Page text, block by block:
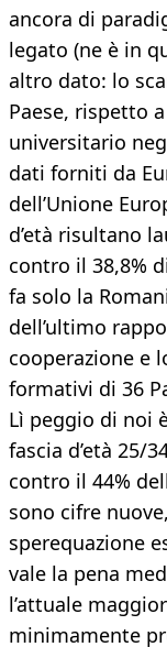
ancora di
legato (ne è in
altro dato: lo
Paese, rispetto
universitario
dati forniti da
dell’Unione
d’età risultano
contro il 38,8%
fa solo la
dell’ultimo
cooperazione e
formativi di 36
Lì peggio di noi
fascia d’età 25/
contro il 44%
sono cifre
sperequazione
vale la pena
l’attuale
minimamente